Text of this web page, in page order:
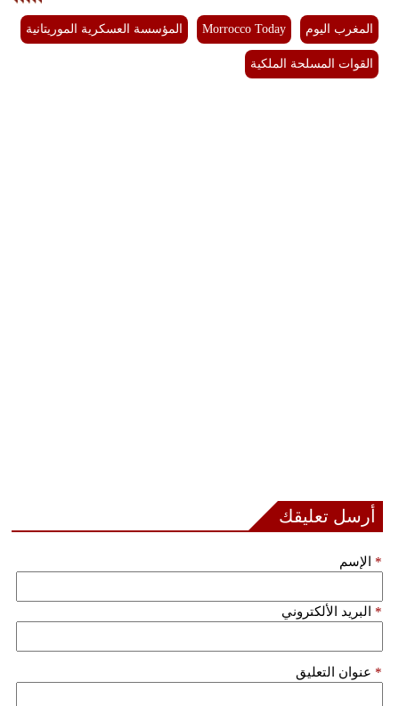
المغرب اليوم Morrocco Today المؤسسة العسكرية الموريتانية
القوات المسلحة الملكية
أرسل تعليقك
الإسم *
البريد الألكتروني *
عنوان التعليق *